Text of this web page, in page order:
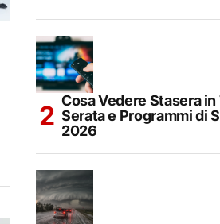
Cosa Vedere Stasera in
Serata e Programmi di
2026